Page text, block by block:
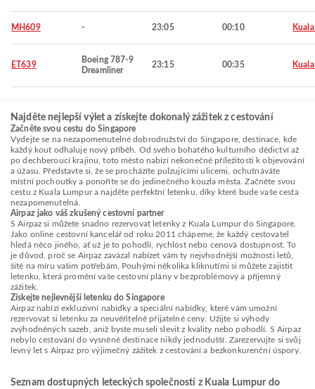
MH609 - 23:05 00:10
ET639
Boeing 787-9
Dreamliner
23:15 00:35
Najděte nejlepší výlet a získejte dokonalý zážitek z cestování
Začněte svou cestu do Singapore
Vydejte se na nezapomenutelné dobrodružství do Singapore, destinace, kde
každý kout odhaluje nový příběh. Od svého bohatého kulturního dědictví až
po dechberoucí krajinu, toto město nabízí nekonečné příležitosti k objevování
a úžasu. Představte si, že se procházíte pulzujícími ulicemi, ochutnáváte
místní pochoutky a ponoříte se do jedinečného kouzla města. Začněte svou
cestu z Kuala Lumpur a najděte perfektní letenku, díky které bude vaše cesta
nezapomenutelná.
Airpaz jako váš zkušený cestovní partner
S Airpaz si můžete snadno rezervovat letenky z Kuala Lumpur do Singapore.
Jako online cestovní kancelář od roku 2011 chápeme, že každý cestovatel
hledá něco jiného, ať už je to pohodlí, rychlost nebo cenová dostupnost. To
je důvod, proč se Airpaz zavázal nabízet vám ty nejvhodnější možnosti letů,
šité na míru vašim potřebám. Pouhými několika kliknutími si můžete zajistit
letenku, která promění vaše cestovní plány v bezproblémový a příjemný
zážitek.
Získejte nejlevnější letenku do Singapore
Airpaz nabízí exkluzivní nabídky a speciální nabídky, které vám umožní
rezervovat si letenku za neuvěřitelně přijatelné ceny. Užijte si výhody
zvýhodněných sazeb, aniž byste museli slevit z kvality nebo pohodlí. S Airpaz
nebylo cestování do vysněné destinace nikdy jednodušší. Zarezervujte si svůj
levný let s Airpaz pro výjimečný zážitek z cestování a bezkonkurenční úspory.
Seznam dostupných leteckých společností z Kuala Lumpur do